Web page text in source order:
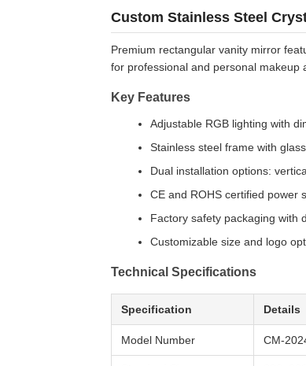
Custom Stainless Steel
Premium rectangular vanity mirror
for professional and personal makeup
Key Features
Adjustable RGB lighting with
Stainless steel frame with
Dual installation options:
CE and ROHS certified power
Factory safety packaging with
Customizable size and logo
Technical Specifications
Specification Details
Model Number CM-